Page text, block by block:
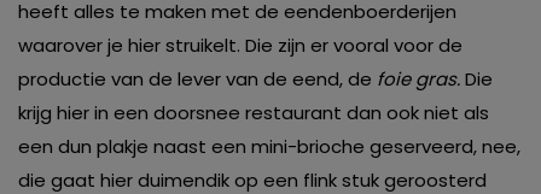
heeft alles te maken met de eendenboerderijen
waarover je hier struikelt. Die zijn er vooral voor de
productie van de lever van de eend, de foie gras.Die
krijg hier in een doorsnee restaurant dan ook niet als
een dun plakje naast een mini-brioche geserveerd, nee,
die gaat hier duimendik op een flink stuk geroosterd